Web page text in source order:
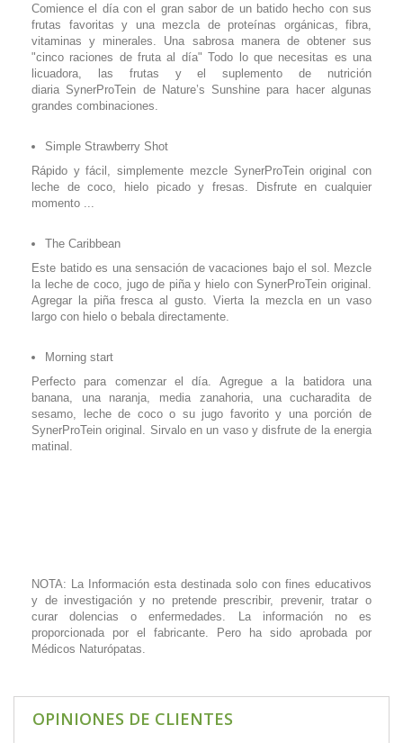
Comience el día con el gran sabor de un batido hecho con sus
frutas favoritas y una mezcla de proteínas orgánicas, fibra,
vitaminas y minerales. Una sabrosa manera de obtener sus
"cinco raciones de fruta al día" Todo lo que necesitas es una
licuadora, las frutas y el suplemento de nutrición
diaria SynerProTein de Nature’s Sunshine para hacer algunas
grandes combinaciones.
Simple Strawberry Shot
Rápido y fácil, simplemente mezcle SynerProTein original con
leche de coco, hielo picado y fresas. Disfrute en cualquier
momento ...
The Caribbean
Este batido es una sensación de vacaciones bajo el sol. Mezcle
la leche de coco, jugo de piña y hielo con SynerProTein original.
Agregar la piña fresca al gusto. Vierta la mezcla en un vaso
largo con hielo o bebala directamente.
Morning start
Perfecto para comenzar el día. Agregue a la batidora una
banana, una naranja, media zanahoria, una cucharadita de
sesamo, leche de coco o su jugo favorito y una porción de
SynerProTein original. Sirvalo en un vaso y disfrute de la energia
matinal.
NOTA: La Información esta destinada solo con fines educativos
y de investigación y no pretende prescribir, prevenir, tratar o
curar dolencias o enfermedades. La información no es
proporcionada por el fabricante. Pero ha sido aprobada por
Médicos Naturópatas.
OPINIONES DE CLIENTES